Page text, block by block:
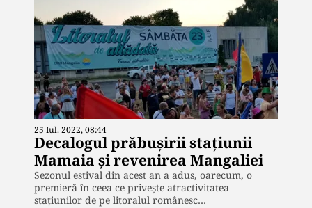
25 Iul. 2022, 08:44
Decalogul prăbușirii stațiunii
Mamaia și revenirea Mangaliei
Sezonul estival din acest an a adus, oarecum, o
premieră în ceea ce privește atractivitatea
stațiunilor de pe litoralul românesc…